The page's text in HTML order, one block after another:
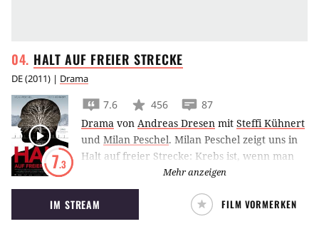
HALT AUF FREIERSTRECKE
DE(2011) | Drama
7.3
7.6 456
87
Drama von Andreas Dresen mit Steffi Kühnert
und Milan Peschel. Milan Peschel zeigt uns in
Halt auf freier Strecke: Krebs ist, wenn man
Mehr anzeigen
IM STREAM FILM VORMERKEN